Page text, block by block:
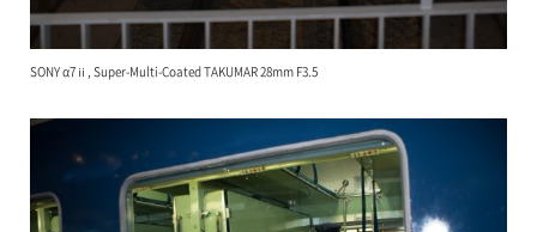
SONY α7ⅱ, Super-Multi-Coated TAKUMAR 28mm F3.5